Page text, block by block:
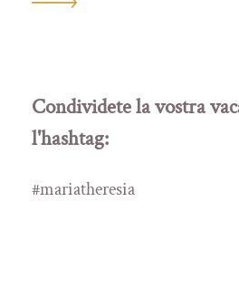
Condividete la vostra
l'hashtag:
#mariatheresia